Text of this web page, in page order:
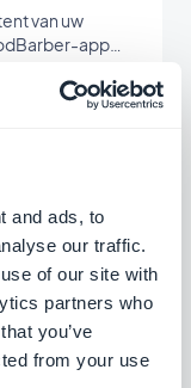
and ads, to
our traffic.
of our site with
partners who
you’ve
from your use
van uw
app
van uw
met de